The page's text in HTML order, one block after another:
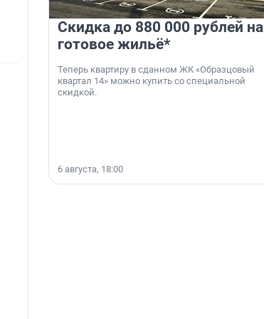
Скидка до 880 000 рублей на
готовое жильё*
Теперь квартиру в сданном ЖК «Образцовый
квартал 14» можно купить со специальной
скидкой.
6 августа, 18:00